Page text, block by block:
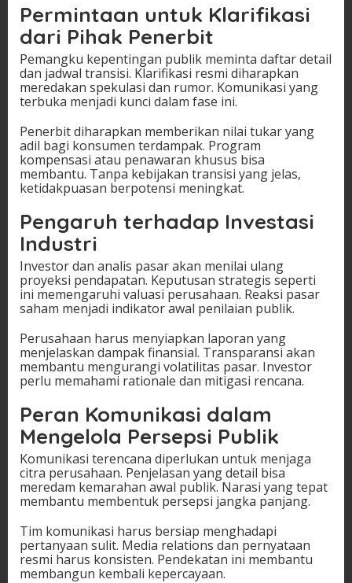
Permintaan untuk Klarifikasi
dari Pihak Penerbit
Pemangku kepentingan publik meminta daftar detail
dan jadwal transisi. Klarifikasi resmi diharapkan
meredakan spekulasi dan rumor. Komunikasi yang
terbuka menjadi kunci dalam fase ini.
Penerbit diharapkan memberikan nilai tukar yang
adil bagi konsumen terdampak. Program
kompensasi atau penawaran khusus bisa
membantu. Tanpa kebijakan transisi yang jelas,
ketidakpuasan berpotensi meningkat.
Pengaruh terhadap Investasi
Industri
Investor dan analis pasar akan menilai ulang
proyeksi pendapatan. Keputusan strategis seperti
ini memengaruhi valuasi perusahaan. Reaksi pasar
saham menjadi indikator awal penilaian publik.
Perusahaan harus menyiapkan laporan yang
menjelaskan dampak finansial. Transparansi akan
membantu mengurangi volatilitas pasar. Investor
perlu memahami rationale dan mitigasi rencana.
Peran Komunikasi dalam
Mengelola Persepsi Publik
Komunikasi terencana diperlukan untuk menjaga
citra perusahaan. Penjelasan yang detail bisa
meredam kemarahan awal publik. Narasi yang tepat
membantu membentuk persepsi jangka panjang.
Tim komunikasi harus bersiap menghadapi
pertanyaan sulit. Media relations dan pernyataan
resmi harus konsisten. Pendekatan ini membantu
membangun kembali kepercayaan.